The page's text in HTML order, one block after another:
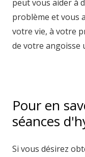
peut vous aider à
problème et vous
votre vie, à votre
de votre angoisse
Pour en
séances
Si vous désirez